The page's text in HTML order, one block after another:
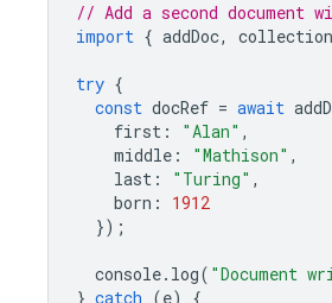
// Add a second document
import { addDoc, collection
try {
const docRef = await
first : "Alan" ,
middle : "Mathison" ,
last : "Turing" ,
born :
1912
});
console. log( "Document
} catch (e) {